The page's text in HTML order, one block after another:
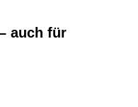
auch für